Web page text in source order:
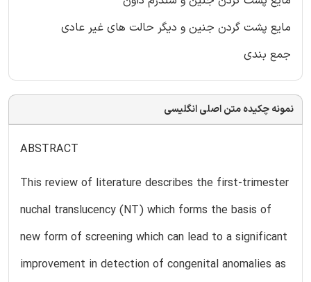
مایع پشت گردن جنین و دیگر حالت های غیر عادی
جمع بندی
نمونه چکیده متن اصلی انگلیسی
ABSTRACT
This review of literature describes the first-trimester
nuchal translucency (NT) which forms the basis of
new form of screening which can lead to a significant
improvement in detection of congenital anomalies as